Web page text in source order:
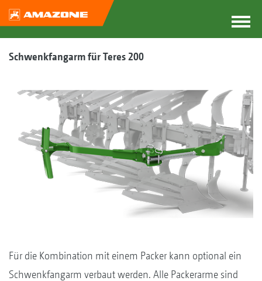
Schwenkfangarm für Teres 200
Für die Kombination mit einem Packer kann optional ein
Schwenkfangarm verbaut werden. Alle Packerarme sind